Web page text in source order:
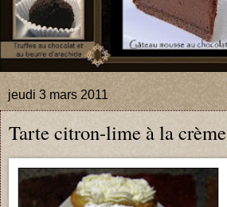
jeudi 3 mars 2011
Tarte citron-lime à la crème